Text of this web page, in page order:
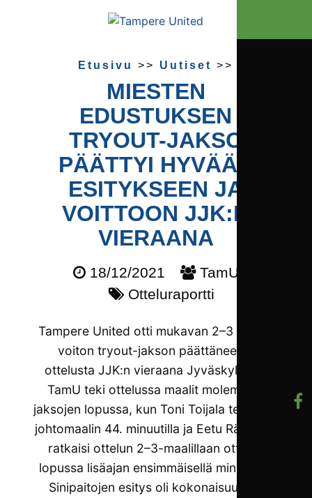
Etusivu >> Uutiset >>
MIESTEN
EDUSTUKSEN
TRYOUT-JAKSO
PÄÄTTYI HYVÄÄN
ESITYKSEEN JA
VOITTOON JJK:N
VIERAANA
18/12/2021
TamU
Otteluraportti
Tampere United otti mukavan 2–3 (0–1) -
voiton tryout-jakson päättäneestä
ottelusta JJK:n vieraana Jyväskylässä.
TamU teki ottelussa maalit molempien
jaksojen lopussa, kun Toni Toijala teki 0–1-
johtomaalin 44. minuutilla ja Eetu Räisänen
ratkaisi ottelun 2–3-maalillaan ottelun
lopussa lisäajan ensimmäisellä minuutilla.
Sinipaitojen esitys oli kokonaisuutena